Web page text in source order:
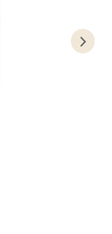
4611 Kristiansand